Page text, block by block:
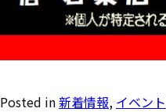
Posted in新着情報, イベント